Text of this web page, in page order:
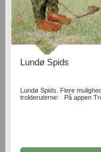
Lundø Spids
Lundø Spids. Flere
trolderuterne: På appen